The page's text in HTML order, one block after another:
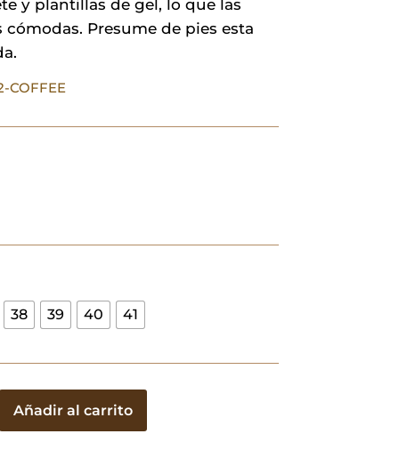
y plantillas de gel, lo que las
cómodas. Presume de pies esta
COFFEE
38 39 40 41
Añadir al carrito